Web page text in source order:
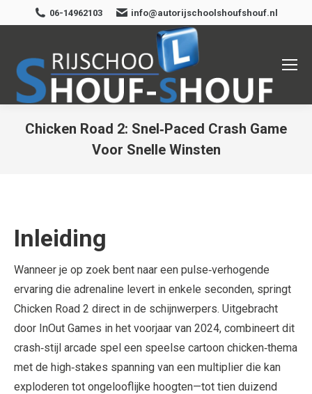
06-14962103 info@autorijschoolshoufshouf.nl
Chicken Road 2: Snel‑Paced Crash Game
Voor Snelle Winsten
Inleiding
Wanneer je op zoek bent naar een pulse‑verhogende
ervaring die adrenaline levert in enkele seconden, springt
Chicken Road 2 direct in de schijnwerpers. Uitgebracht
door InOut Games in het voorjaar van 2024, combineert dit
crash‑stijl arcade spel een speelse cartoon chicken‑thema
met de high‑stakes spanning van een multiplier die kan
exploderen tot ongelooflijke hoogten—tot tien duizend